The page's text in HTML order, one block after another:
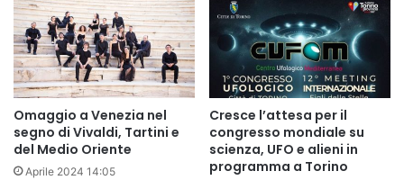
Omaggio a Venezia nel
segno di Vivaldi, Tartini e
del Medio Oriente
Aprile 2024 14:05
Cresce l’attesa per il
congresso mondiale su
scienza, UFO e alieni in
programma a Torino